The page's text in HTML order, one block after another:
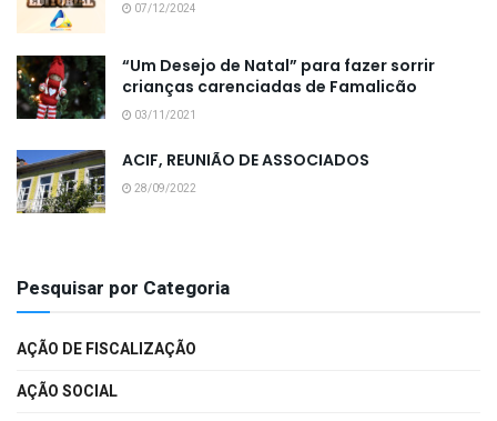
07/12/2024
“Um Desejo de Natal” para fazer sorrir
crianças carenciadas de Famalicão
03/11/2021
ACIF, REUNIÃO DE ASSOCIADOS
28/09/2022
Pesquisar por Categoria
AÇÃO DE FISCALIZAÇÃO
AÇÃO SOCIAL